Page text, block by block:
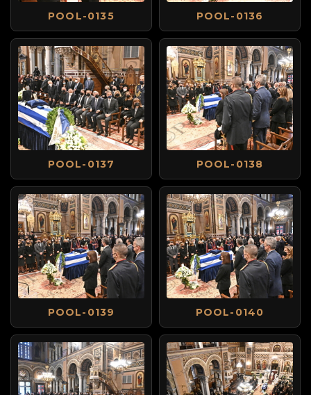
POOL-0135 POOL-0136
POOL-0137 POOL-0138
POOL-0139 POOL-0140